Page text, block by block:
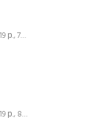
р., 7…
р., 8…